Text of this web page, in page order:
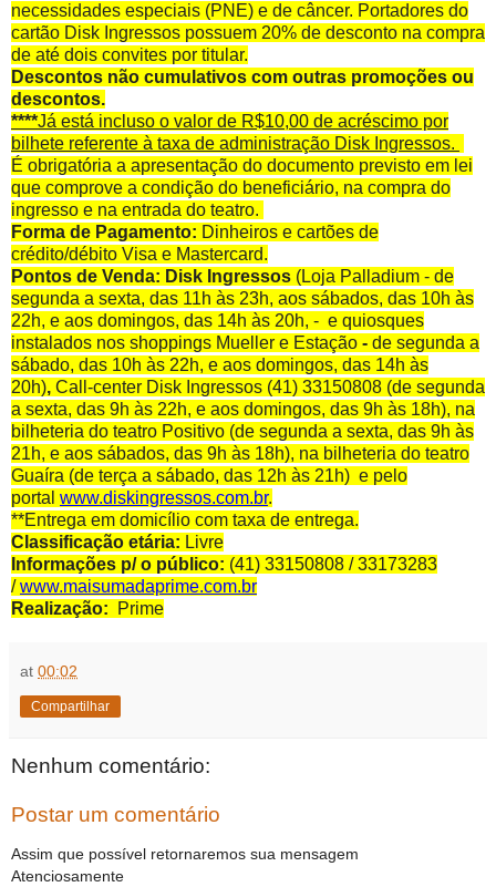
necessidades especiais (PNE) e de câncer. Portadores do
cartão Disk Ingressos possuem 20% de desconto na compra
de até dois convites por titular.
Descontos não cumulativos com outras promoções ou
descontos.
****Já está incluso o valor de R$10,00 de acréscimo por
bilhete referente à taxa de administração Disk Ingressos.
É obrigatória a apresentação do documento previsto em lei
que comprove a condição do beneficiário, na compra do
ingresso e na entrada do teatro.
Forma de Pagamento: Dinheiros e cartões de
crédito/débito Visa e Mastercard.
Pontos de Venda: Disk Ingressos (Loja Palladium - de
segunda a sexta, das 11h às 23h, aos sábados, das 10h às
22h, e aos domingos, das 14h às 20h, - e quiosques
instalados nos shoppings Mueller e Estação - de segunda a
sábado, das 10h às 22h, e aos domingos, das 14h às
20h), Call-center Disk Ingressos (41) 33150808 (de segunda
a sexta, das 9h às 22h, e aos domingos, das 9h às 18h), na
bilheteria do teatro Positivo (de segunda a sexta, das 9h às
21h, e aos sábados, das 9h às 18h), na bilheteria do teatro
Guaíra (de terça a sábado, das 12h às 21h) e pelo
portal www.diskingressos.com.br.
**Entrega em domicílio com taxa de entrega.
Classificação etária: Livre
Informações p/ o público: (41) 33150808 / 33173283
/ www.maisumadaprime.com.br
Realização: Prime
at 00:02
Compartilhar
Nenhum comentário:
Postar um comentário
Assim que possível retornaremos sua mensagem
Atenciosamente